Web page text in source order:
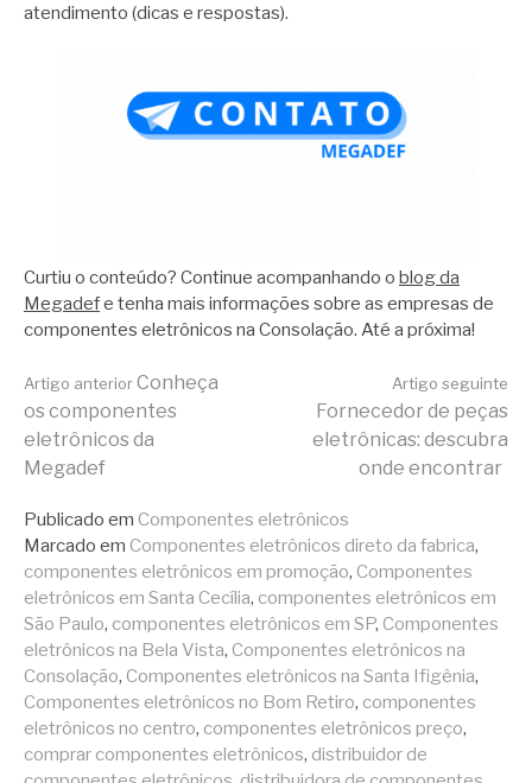
atendimento (dicas e respostas).
Curtiu o conteúdo? Continue acompanhando o blog da
Megadefe tenha mais informações sobre as empresas de
componentes eletrônicos na Consolação. Até a próxima!
Continue
lendo
Artigo anteriorConheça
os componentes
eletrônicos da
Megadef
Artigo seguinte
Fornecedor de peças
eletrônicas: descubra
onde encontrar
Publicado em Componentes eletrônicos
Marcado em Componentes eletrônicos direto da fabrica,
componentes eletrônicos em promoção, Componentes
eletrônicos em Santa Cecília, componentes eletrônicos em
São Paulo, componentes eletrônicos em SP, Componentes
eletrônicos na Bela Vista, Componentes eletrônicos na
Consolação, Componentes eletrônicos na Santa Ifigênia,
Componentes eletrônicos no Bom Retiro, componentes
eletrônicos no centro, componentes eletrônicos preço,
comprar componentes eletrônicos, distribuidor de